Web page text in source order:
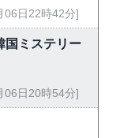
06日22時42分]
国ミステリー
06日20時54分]